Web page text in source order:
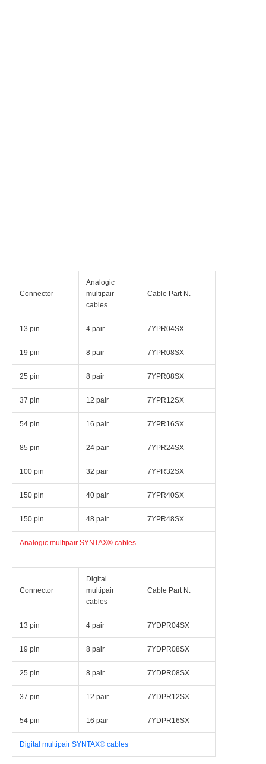
Connector
Analogic
multipair
cables
Cable Part N.
13 pin 4 pair 7YPR04SX
19 pin 8 pair 7YPR08SX
25 pin 8 pair 7YPR08SX
37 pin 12 pair 7YPR12SX
54 pin 16 pair 7YPR16SX
85 pin 24 pair 7YPR24SX
100 pin 32 pair 7YPR32SX
150 pin 40 pair 7YPR40SX
150 pin 48 pair 7YPR48SX
Analogic multipair SYNTAX® cables
Connector
Digital
multipair
cables
Cable Part N.
13 pin 4 pair 7YDPR04SX
19 pin 8 pair 7YDPR08SX
25 pin 8 pair 7YDPR08SX
37 pin 12 pair 7YDPR12SX
54 pin 16 pair 7YDPR16SX
Digital multipair SYNTAX® cables